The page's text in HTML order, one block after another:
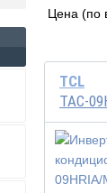
TCL
TAC-
Инвертор